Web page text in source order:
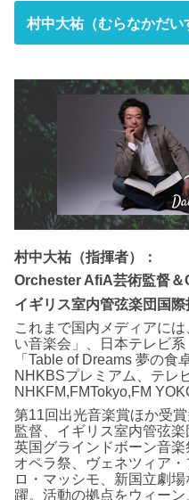
村中大祐（むらなかだい
村中大祐（指揮者）：
Orchester AfiA芸術監督＆
イギリス室内管弦楽団国
これまで国内メディアに
い音楽会」、日本テレビ
「Table of Dreams 夢の食
NHKBSプレミアム、テレ
NHKFM,FMTokyo,FM
第11回出光音楽賞ほか受
監督、イギリス室内管弦
英国グラインドボーン音
オペラ祭、ヴェネツィア
ロ・マッシモ、新国立劇
躍。活動の拠点をウィー